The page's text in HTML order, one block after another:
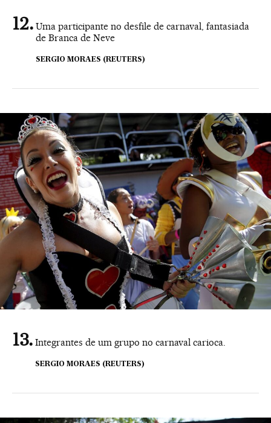
Uma participante no desfile de carnaval, fantasiada
de Branca de Neve
SERGIO MORAES (REUTERS)
Integrantes de um grupo no carnaval carioca.
SERGIO MORAES (REUTERS)